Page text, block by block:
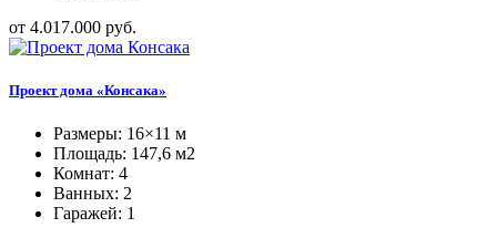
от 4.017.000 руб.
Проект дома «Консака»
Размеры: 16×11 м
Площадь: 147,6 м2
Комнат: 4
Ванных: 2
Гаражей: 1